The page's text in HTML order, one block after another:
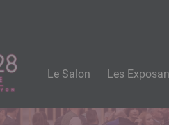
Le Salon
Les